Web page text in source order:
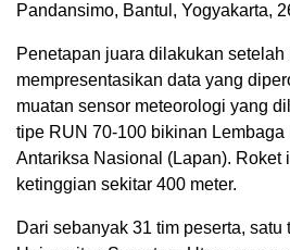
Pandansimo, Bantul, Yogyakarta,
Penetapan juara dilakukan setelah
mempresentasikan data yang
muatan sensor meteorologi yang
tipe RUN 70-100 bikinan Lembaga
Antariksa Nasional (Lapan). Roket
ketinggian sekitar 400 meter.
Dari sebanyak 31 tim peserta, satu